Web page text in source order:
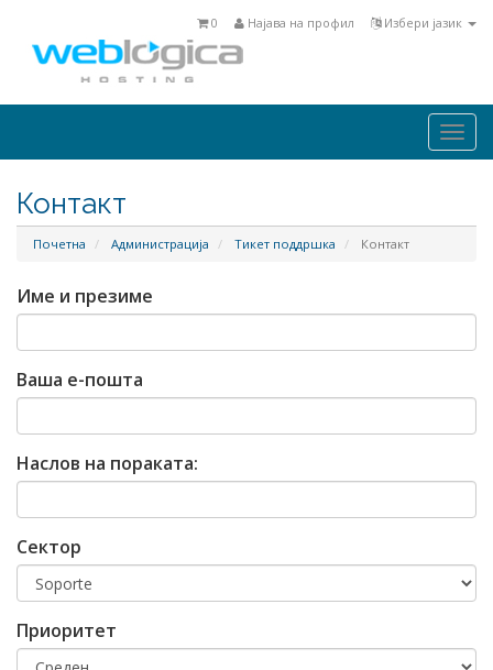
Избери јазик
Најава на профил
0
Контакт
Почетна Администрација Тикет поддршка Контакт
Име и презиме
Ваша е-пошта
Наслов на пораката:
Сектор
Приоритет